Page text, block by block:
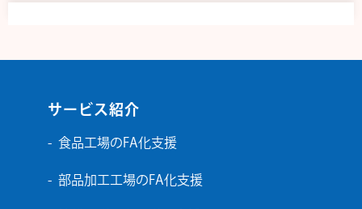
サービス紹介
食品工場のFA化支援
部品加工工場のFA化支援